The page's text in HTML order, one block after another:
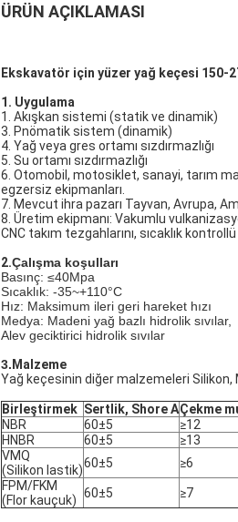
ÜRÜN AÇIKLAMASI
Ekskavatör için yüzer yağ keçesi 150-
1. Uygulama
1. Akışkan sistemi (statik ve dinamik)
3. Pnömatik sistem (dinamik)
4. Yağ veya gres ortamı sızdırmazlığı
5. Su ortamı sızdırmazlığı
6. Otomobil, motosiklet, sanayi, tarım
egzersiz ekipmanları.
7. Mevcut ihra pazarı Tayvan, Avrupa,
8. Üretim ekipmanı: Vakumlu
CNC takım tezgahlarını, sıcaklık
2.Çalışma koşulları
Basınç: ≤40Mpa
Sıcaklık: -35~+110°C
Hız: Maksimum ileri geri hareket hızı
Medya: Madeni yağ bazlı hidrolik sıvılar,
Alev geciktirici hidrolik sıvılar
3. Malzeme
Yağ keçesinin diğer malzemeleri Silikon,
Birleştirmek Sertlik, Shore AÇekme
NBR
60±5 ≥12
HNBR
60±5 ≥13
VMQ
(Silikon lastik)60±5 ≥6
FPM/FKM
(Flor kauçuk) 60±5 ≥7